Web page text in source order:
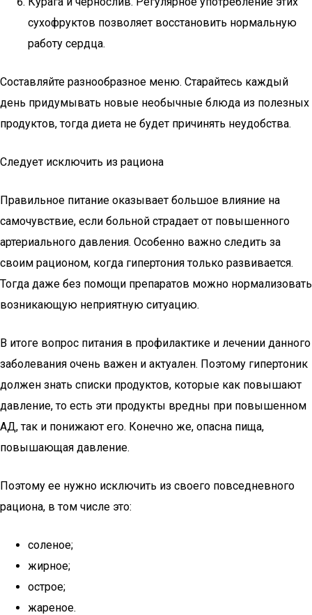
сухофруктов позволяет восстановить нормальную
работу сердца.
Составляйте разнообразное меню. Старайтесь каждый
день придумывать новые необычные блюда из полезных
продуктов, тогда диета не будет причинять неудобства.
Следует исключить из рациона
Правильное питание оказывает большое влияние на
самочувствие, если больной страдает от повышенного
артериального давления. Особенно важно следить за
своим рационом, когда гипертония только развивается.
Тогда даже без помощи препаратов можно нормализовать
возникающую неприятную ситуацию.
В итоге вопрос питания в профилактике и лечении данного
заболевания очень важен и актуален. Поэтому гипертоник
должен знать списки продуктов, которые как повышают
давление, то есть эти продукты вредны при повышенном
АД, так и понижают его. Конечно же, опасна пища,
повышающая давление.
Поэтому ее нужно исключить из своего повседневного
рациона, в том числе это:
соленое;
жирное;
острое;
жареное.